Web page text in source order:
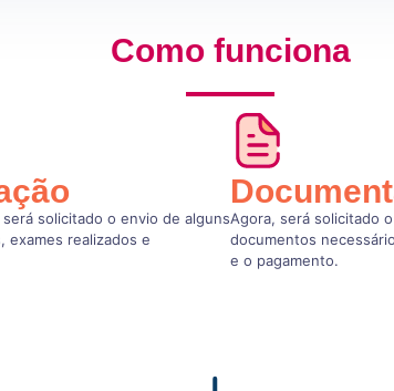
Como funciona
será solicitado o envio de alguns
exames realizados e
Agora, será solicitado
documentos
e o pagamento.